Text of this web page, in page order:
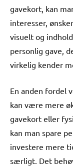
gavekort, kan
interesser,
visuelt og
personlig gave,
virkelig kender
En anden fordel
kan være mere
gavekort eller
kan man spare
investere mere
særligt. Det